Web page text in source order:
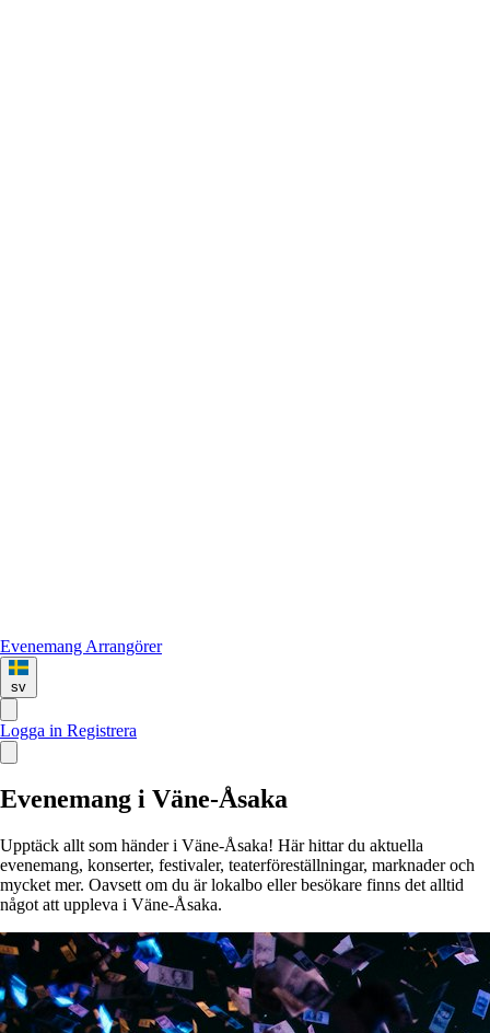
Evenemang Arrangörer
sv
Logga in Registrera
Evenemang i Väne-Åsaka
Upptäck allt som händer i Väne-Åsaka! Här hittar du aktuella
evenemang, konserter, festivaler, teaterföreställningar, marknader och
mycket mer. Oavsett om du är lokalbo eller besökare finns det alltid
något att uppleva i Väne-Åsaka.